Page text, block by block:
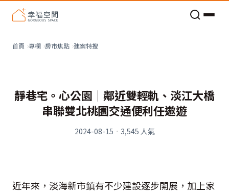
首頁 專欄 房市焦點 建案特搜
靜巷宅。心公園│鄰近雙輕軌、淡江大橋
串聯雙北桃園交通便利任遨遊
2024-08-15 · 3,545 人氣
近年來，淡海新市鎮有不少建設逐步開展，加上家